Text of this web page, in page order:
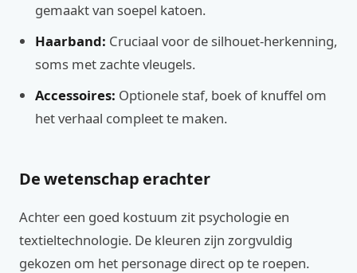
gemaakt van soepel katoen.
Haarband: Cruciaal voor de silhouet-herkenning,
soms met zachte vleugels.
Accessoires: Optionele staf, boek of knuffel om
het verhaal compleet te maken.
De wetenschap erachter
Achter een goed kostuum zit psychologie en
textieltechnologie. De kleuren zijn zorgvuldig
gekozen om het personage direct op te roepen.